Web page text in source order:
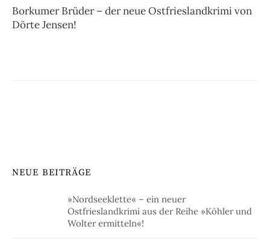
Borkumer Brüder – der neue Ostfrieslandkrimi von
Dörte Jensen!
NEUE BEITRÄGE
»Nordseeklette« – ein neuer
Ostfrieslandkrimi aus der Reihe »Köhler und
Wolter ermitteln«!